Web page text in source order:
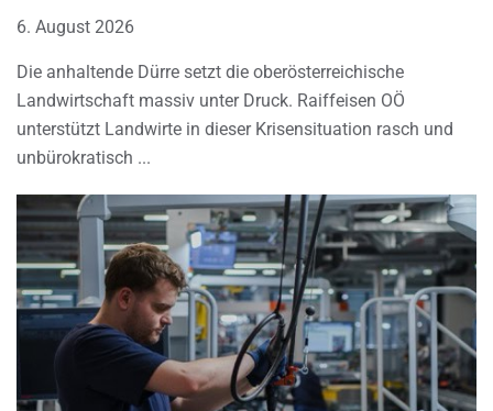
6. August 2026
Die anhaltende Dürre setzt die oberösterreichische
Landwirtschaft massiv unter Druck. Raiffeisen OÖ
unterstützt Landwirte in dieser Krisensituation rasch und
unbürokratisch